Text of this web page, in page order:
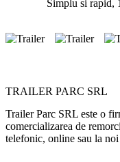
Simplu si rapid,
TRAILER PARC SRL
Trailer Parc SRL este o
comercializarea de
telefonic, online sau la